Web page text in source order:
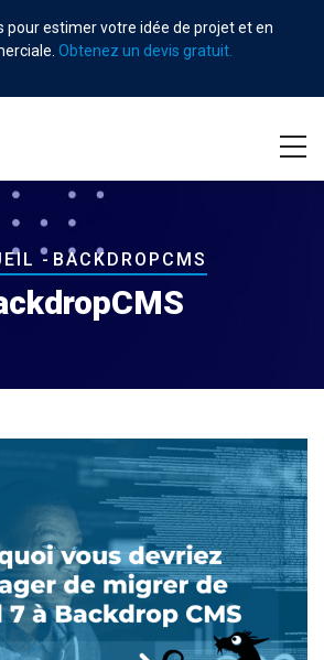
pour estimer votre idée de projet et en
Obtenez un devis gratuit.
- BACKDROPCMS